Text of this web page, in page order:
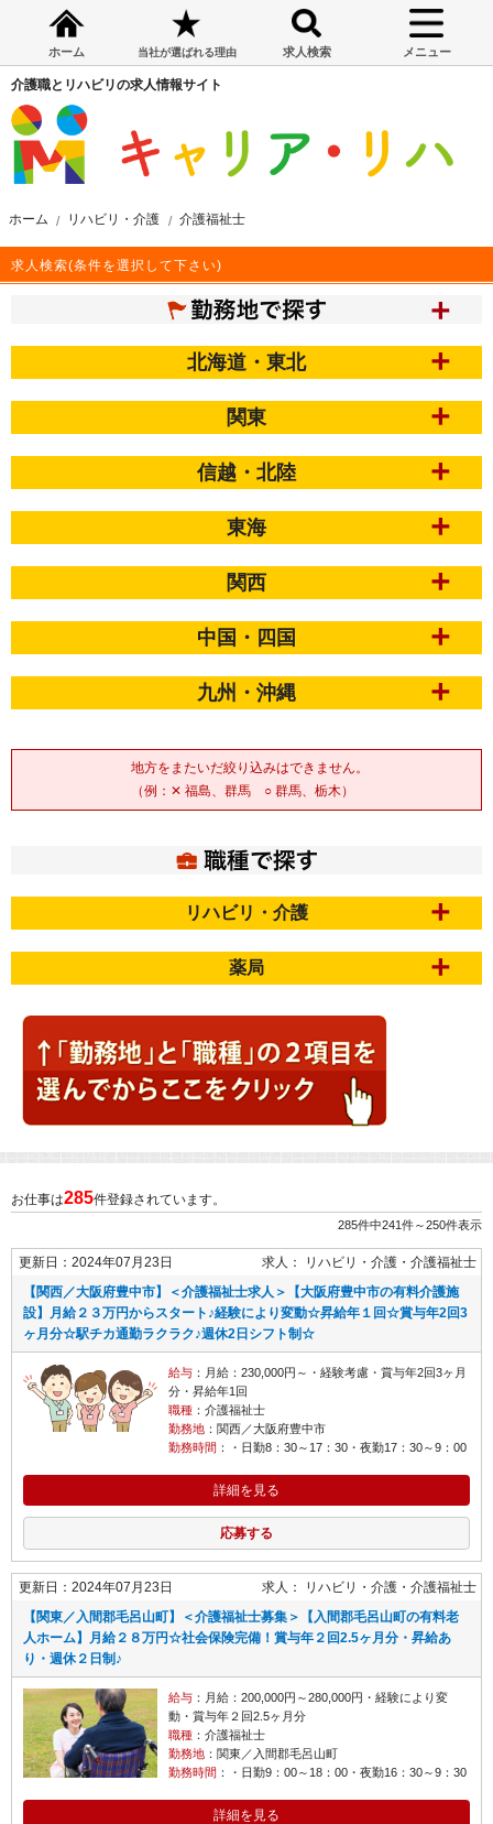
ホーム 当社が選ばれる理由 求人検索 メニュー
介護職とリハビリの求人情報サイト
ホーム リハビリ・介護 介護福祉士
求人検索(条件を選択して下さい)
北海道・東北
関東
信越・北陸
東海
関西
中国・四国
九州・沖縄
地方をまたいだ絞り込みはできません。
（例：✕ 福島、群馬 ○ 群馬、栃木）
リハビリ・介護
薬局
お仕事は285件登録されています。
285件中241件～250件表示
更新日：2024年07月23日 求人： リハビリ・介護
介護福祉士
【関西／大阪府豊中市】＜介護福祉士求人＞【大阪府豊中市の有料介護施
設】月給２３万円からスタート♪経験により変動☆昇給年１回☆賞与年2回3
ヶ月分☆駅チカ通勤ラクラク♪週休2日シフト制☆
給与：月給：230,000円～・経験考慮・賞与年2回3ヶ月
分・昇給年1回
職種：介護福祉士
勤務地：関西／大阪府豊中市
勤務時間 ：・日勤8：30～17：30・夜勤17：30～9：00
詳細を見る
応募する
更新日：2024年07月23日 求人： リハビリ・介護
介護福祉士
【関東／入間郡毛呂山町】＜介護福祉士募集＞【入間郡毛呂山町の有料老
人ホーム】月給２８万円☆社会保険完備！賞与年２回2.5ヶ月分・昇給あ
り・週休２日制♪
給与：月給：200,000円～280,000円・経験により変
動・賞与年２回2.5ヶ月分
職種：介護福祉士
勤務地：関東／入間郡毛呂山町
勤務時間 ：・日勤9：00～18：00・夜勤16：30～9：30
詳細を見る